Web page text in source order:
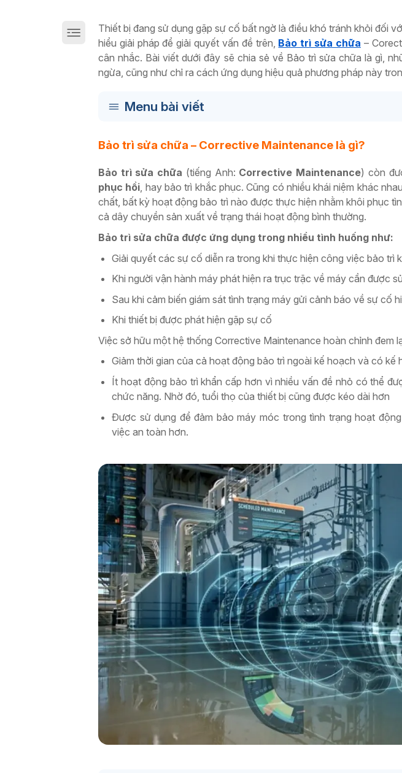
Thiết bị đang sử dụng gặp sự cố bất ngờ là điều khó tránh khỏi đối
hiểu giải pháp để giải quyết vấn đề trên, Bảo trì sửa chữa –
cân nhắc. Bài viết dưới đây sẽ chia sẻ về Bảo trì sửa chữa là gì,
ngừa, cũng như chỉ ra cách ứng dụng hiệu quả phương pháp này
Menu bài viết
Bảo trì sửa chữa – Corrective Maintenance là gì?
Bảo trì sửa chữa (tiếng Anh: Corrective Maintenance) còn
phục hồi, hay bảo trì khắc phục. Cũng có nhiều khái niệm khác
chất, bất kỳ hoạt động bảo trì nào được thực hiện nhằm khôi phục
cả dây chuyền sản xuất về trạng thái hoạt động bình thường.
Bảo trì sửa chữa được ứng dụng trong nhiều tình huống như:
Giải quyết các sự cố diễn ra trong khi thực hiện công việc bảo trì
Khi người vận hành máy phát hiện ra trục trặc về máy cần được
Sau khi cảm biến giám sát tình trạng máy gửi cảnh báo về sự cố
Khi thiết bị được phát hiện gặp sự cố
Việc sở hữu một hệ thống Corrective Maintenance hoàn chỉnh đem
Giảm thời gian của cả hoạt động bảo trì ngoài kế hoạch và có kế
Ít hoạt động bảo trì khẩn cấp hơn vì nhiều vấn đề nhỏ có thể
chức năng. Nhờ đó, tuổi thọ của thiết bị cũng được kéo dài hơn
Được sử dụng để đảm bảo máy móc trong tình trạng hoạt
việc an toàn hơn.